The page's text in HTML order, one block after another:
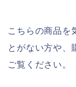
こちらの商品を
とがない方や、
ご覧ください。